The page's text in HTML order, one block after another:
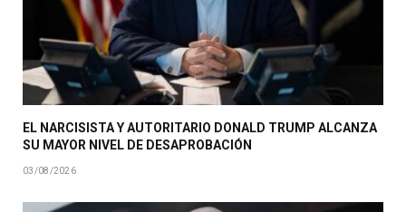
EL NARCISISTA Y AUTORITARIO DONALD TRUMP ALCANZA
SU MAYOR NIVEL DE DESAPROBACIÓN
03/08/2026